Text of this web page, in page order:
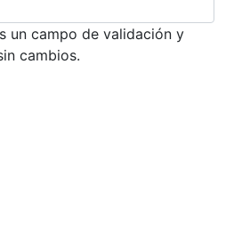
un campo de validación y
cambios.